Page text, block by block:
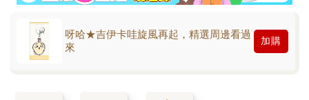
呀哈★吉伊卡哇旋風再起，精選周邊看過
來
加購